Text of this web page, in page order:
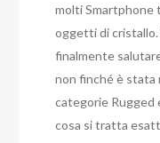
molti Smartphone
oggetti di cristallo.
finalmente
non finché è stata
categorie Rugged
cosa si tratta